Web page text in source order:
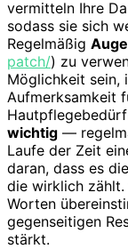
vermitteln Ihre
sodass sie sich
Regelmäßig
patch/) zu
Möglichkeit sein,
Aufmerksamkeit
wichtig —
Laufe der Zeit
daran, dass es
die wirklich zählt.
Worten
gegenseitigen
stärkt.